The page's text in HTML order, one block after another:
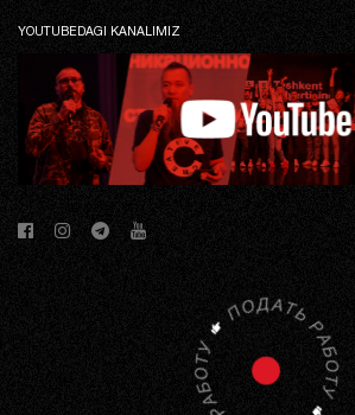
YOUTUBEDAGI KANALIMIZ